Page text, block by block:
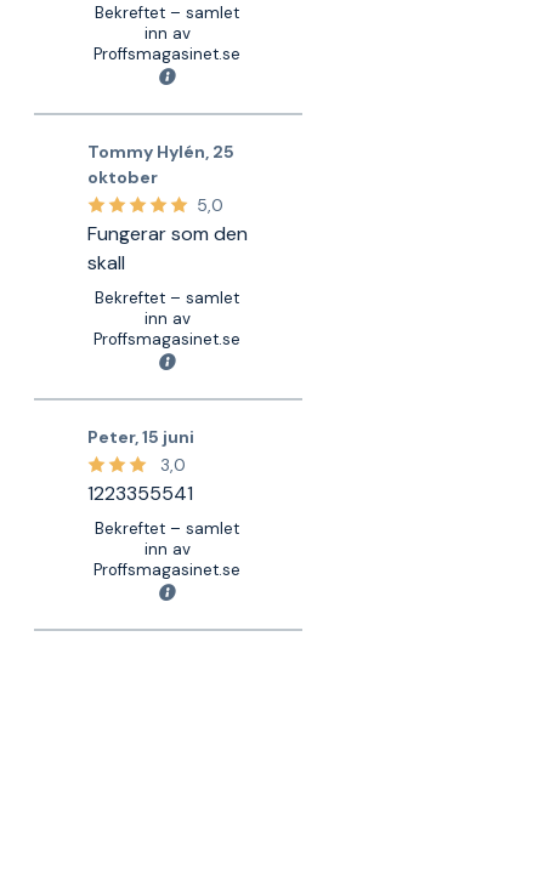
Bekreftet – samlet
inn av
Proffsmagasinet.se
Tommy Hylén 25
oktober
5,0
Fungerar som den
skall
Bekreftet – samlet
inn av
Proffsmagasinet.se
Peter,15 juni
3,0
1223355541
Bekreftet – samlet
inn av
Proffsmagasinet.se